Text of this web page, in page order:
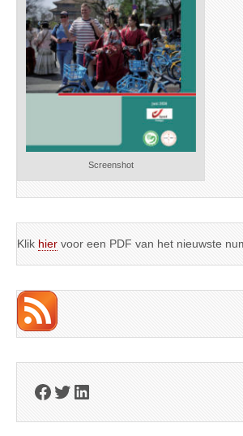
Screenshot
Klik hier voor een PDF van het nieuwste
Facebook
Twitter
LinkedIn